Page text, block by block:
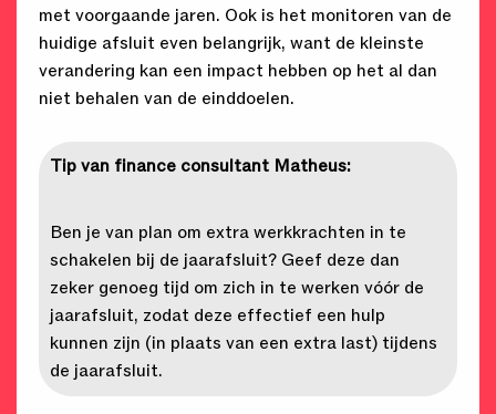
met voorgaande jaren. Ook is het monitoren van de
huidige afsluit even belangrijk, want de kleinste
verandering kan een impact hebben op het al dan
niet behalen van de einddoelen.
Tip van finance consultant Matheus:
Ben je van plan om extra werkkrachten in te
schakelen bij de jaarafsluit? Geef deze dan
zeker genoeg tijd om zich in te werken vóór de
jaarafsluit, zodat deze effectief een hulp
kunnen zijn (in plaats van een extra last) tijdens
de jaarafsluit.